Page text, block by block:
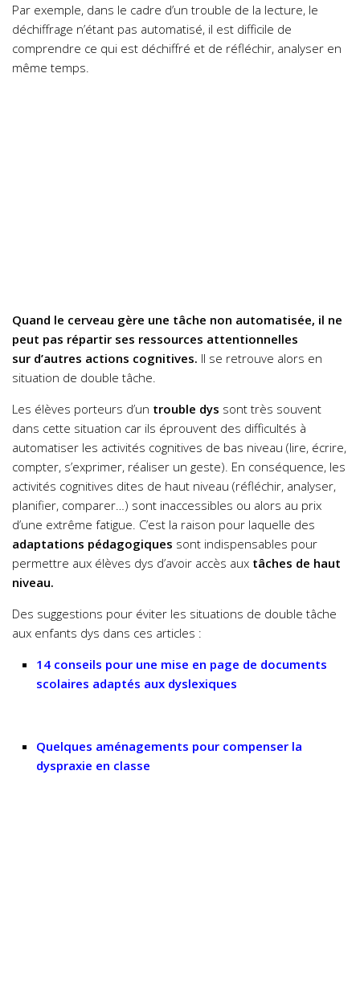
Par exemple, dans le cadre d’un trouble de la lecture, le
déchiffrage n’étant pas automatisé, il est difficile de
comprendre ce qui est déchiffré et de réfléchir, analyser en
même temps.
Quand le cerveau gère une tâche non automatisée, il ne
peut pas répartir ses ressources attentionnelles
sur d’autres actions cognitives. Il se retrouve alors en
situation de double tâche.
Les élèves porteurs d’un trouble dys sont très souvent
dans cette situation car ils éprouvent des difficultés à
automatiser les activités cognitives de bas niveau (lire, écrire,
compter, s’exprimer, réaliser un geste). En conséquence, les
activités cognitives dites de haut niveau (réfléchir, analyser,
planifier, comparer…) sont inaccessibles ou alors au prix
d’une extrême fatigue. C’est la raison pour laquelle des
adaptations pédagogiques sont indispensables pour
permettre aux élèves dys d’avoir accès aux tâches de haut
niveau.
Des suggestions pour éviter les situations de double tâche
aux enfants dys dans ces articles :
14 conseils pour une mise en page de documents
scolaires adaptés aux dyslexiques
Quelques aménagements pour compenser la
dyspraxie en classe